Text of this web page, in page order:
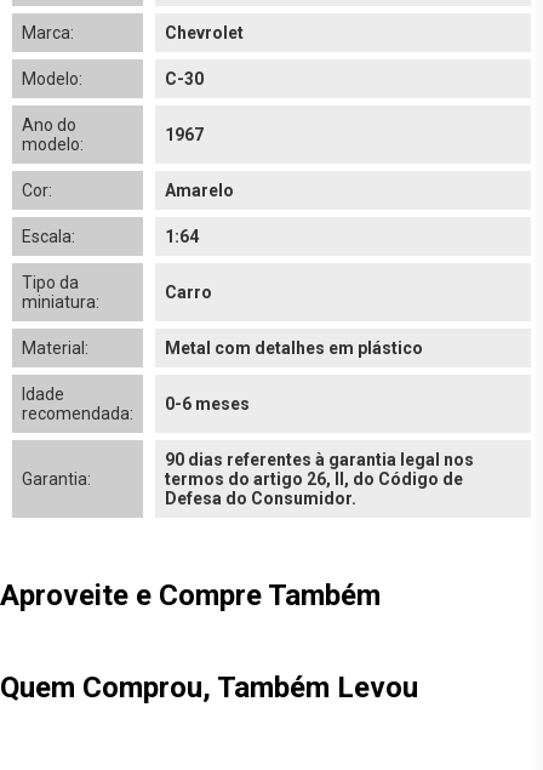
Marca: Chevrolet
Modelo: C-30
Ano do
modelo:
1967
Cor: Amarelo
Escala: 1:64
Tipo da
miniatura:
Carro
Material: Metal com detalhes em plástico
Idade
recomendada:
0-6 meses
Garantia:
90 dias referentes à garantia legal nos
termos do artigo 26, II, do Código de
Defesa do Consumidor.
Aproveite e Compre Também
Quem Comprou, Também Levou